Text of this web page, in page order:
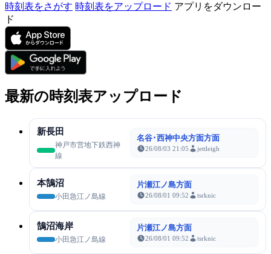
時刻表をさがす 時刻表をアップロード アプリをダウンロー
ド
最新の時刻表アップロード
新長田
神戸市営地下鉄西神
線
名谷･西神中央方面方面
26/08/03 21:05 jettleigh
本鵠沼
小田急江ノ島線
片瀬江ノ島方面
26/08/01 09:52 tsrknic
鵠沼海岸
小田急江ノ島線
片瀬江ノ島方面
26/08/01 09:52 tsrknic